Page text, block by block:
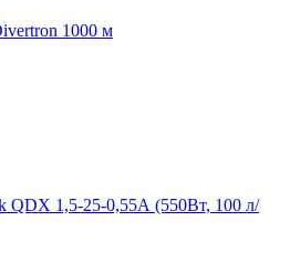
1000 м
QDX 1,5-25-0,55А (550Вт, 100 л/